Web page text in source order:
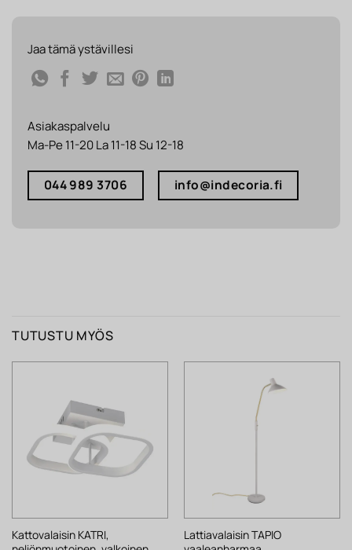
Jaa tämä ystävillesi
Asiakaspalvelu
Ma-Pe 11-20 La 11-18 Su 12-18
044 989 3706 info@indecoria.fi
TUTUSTU MYÖS
Kattovalaisin KATRI,
Lattiavalaisin TAPIO